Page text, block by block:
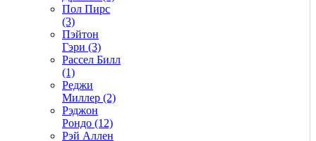
Пол Пирс
(3)
Пэйтон
Гэри (3)
Рассел Билл
(1)
Реджи
Миллер (2)
Рэджон
Рондо (12)
Рэй Аллен